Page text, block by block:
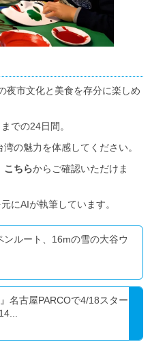
夜市文化と美食を存分に楽しめ
での24日間。
の魅力を体感してください。
こちらからご確認いただけま
にAIが執筆しています。
ンルート、16mの雪の大谷ウ
名古屋PARCOで4/18スター